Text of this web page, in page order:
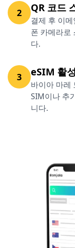
2 QR 코드
결제 후 이
폰 카메라로
다.
3 eSIM 활
바이아 마레
SIM이나 추
니다.